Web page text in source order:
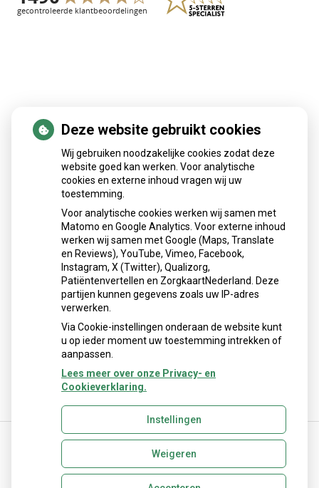
Patiëntenomgeving
Herhaalrecepten aanvragen
Patiëntenomgeving
Uw Zorg Online |Beheer
apotheek@linnaeus.nl
Deze website gebruikt cookies
Wij gebruiken noodzakelijke cookies zodat deze
website goed kan werken. Voor analytische
cookies en externe inhoud vragen wij uw
toestemming.
Voor analytische cookies werken wij samen met
Matomo en Google Analytics. Voor externe inhoud
werken wij samen met Google (Maps, Translate
en Reviews), YouTube, Vimeo, Facebook,
Instagram, X (Twitter), Qualizorg,
Patiëntenvertellen en ZorgkaartNederland. Deze
partijen kunnen gegevens zoals uw IP-adres
verwerken.
Via Cookie-instellingen onderaan de website kunt
u op ieder moment uw toestemming intrekken of
aanpassen.
Lees meer over onze Privacy- en
Cookieverklaring.
Instellingen
Weigeren